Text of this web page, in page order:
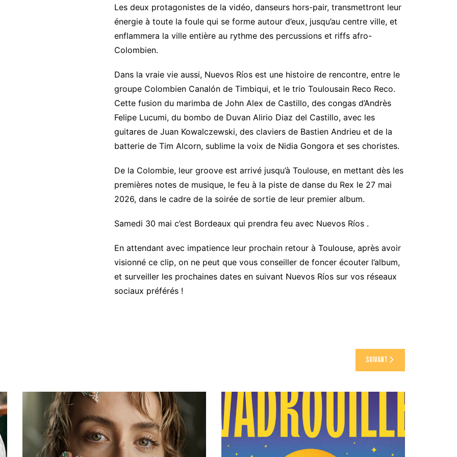
Les deux protagonistes de la vidéo, danseurs hors-pair, transmettront leur
énergie à toute la foule qui se forme autour d’eux, jusqu’au centre ville, et
enflammera la ville entière au rythme des percussions et riffs afro-
Colombien.
Dans la vraie vie aussi, Nuevos Ríos est une histoire de rencontre, entre le
groupe Colombien Canalón de Timbiqui, et le trio Toulousain Reco Reco.
Cette fusion du marimba de John Alex de Castillo, des congas d’Andrès
Felipe Lucumi, du bombo de Duvan Alirio Diaz del Castillo, avec les
guitares de Juan Kowalczewski, des claviers de Bastien Andrieu et de la
batterie de Tim Alcorn, sublime la voix de Nidia Gongora et ses choristes.
De la Colombie, leur groove est arrivé jusqu’à Toulouse, en mettant dès les
premières notes de musique, le feu à la piste de danse du Rex le 27 mai
2026, dans le cadre de la soirée de sortie de leur premier album.
Samedi 30 mai c’est Bordeaux qui prendra feu avec Nuevos Ríos .
En attendant avec impatience leur prochain retour à Toulouse, après avoir
visionné ce clip, on ne peut que vous conseiller de foncer écouter l’album,
et surveiller les prochaines dates en suivant Nuevos Ríos sur vos réseaux
sociaux préférés !
Suivant